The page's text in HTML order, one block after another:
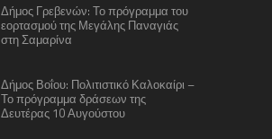
Δήμος Γρεβενών: Το πρόγραμμα του
εορτασμού της Μεγάλης Παναγιάς
στη Σαμαρίνα
Δήμος Βοΐου: Πολιτιστικό Καλοκαίρι –
Το πρόγραμμα δράσεων της
Δευτέρας 10 Αυγούστου